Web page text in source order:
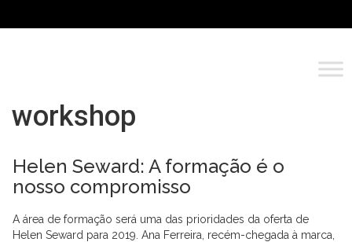
workshop
Helen Seward: A formação é o
nosso compromisso
A área de formação será uma das prioridades da oferta de
Helen Seward para 2019. Ana Ferreira, recém-chegada à marca,